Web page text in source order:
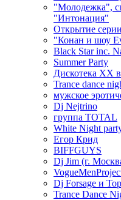
"Молодежка",
"Интонация"
Открытие
"Конан и шоу
Black Star inc.
Summer Party
Дискотека ХХ
Trance dance
мужское
Dj Nejtrino
группа TOTAL
White Night
Егор Крид
BIFFGUYS
Dj Jim (г.
Dj Forsage и
Trance Dance